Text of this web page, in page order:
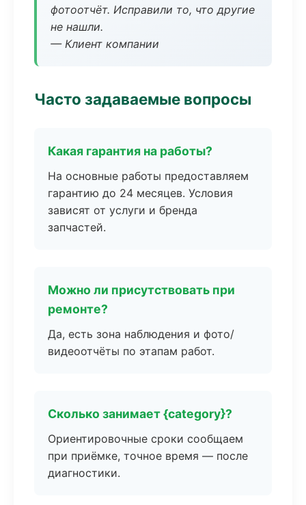
фотоотчёт. Исправили то, что другие
не нашли.
— Клиент компании
Часто задаваемые вопросы
Какая гарантия на работы?
На основные работы предоставляем
гарантию до 24 месяцев. Условия
зависят от услуги и бренда
запчастей.
Можно ли присутствовать при
ремонте?
Да, есть зона наблюдения и фото/
видеоотчёты по этапам работ.
Сколько занимает {category}?
Ориентировочные сроки сообщаем
при приёмке, точное время — после
диагностики.